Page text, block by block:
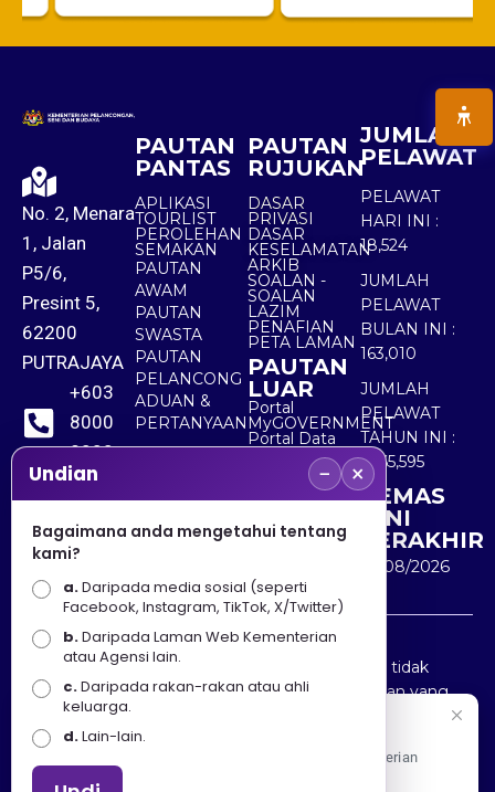
No. 2, Menara
1, Jalan
P5/6,
Presint 5,
62200
PUTRAJAYA
+603
8000
8000
+603
8891
7100
PAUTAN
PANTAS
APLIKASI
TOURLIST
PEROLEHAN
SEMAKAN
PAUTAN
AWAM
PAUTAN
SWASTA
PAUTAN
PELANCONG
ADUAN &
PERTANYAAN
PAUTAN
RUJUKAN
DASAR
PRIVASI
DASAR
KESELAMATAN
ARKIB
SOALAN -
SOALAN
LAZIM
PENAFIAN
PETA LAMAN
PAUTAN
LUAR
Portal
MyGOVERNMENT
Portal Data
Terbuka
Sektor Awam
JUMLAH
PELAWAT
PELAWAT
HARI INI :
18,524
JUMLAH
PELAWAT
BULAN INI :
163,010
JUMLAH
PELAWAT
TAHUN INI :
5,565,595
KEMAS
KINI
TERAKHIR
10/08/2026
Penafian : Kerajaan Malaysia dan Kementerian
Pelancongan Seni dan Budaya (MOTAC) adalah tidak
bertanggungjawab atas kehilangan atau kerugian yang
disebabkan oleh penggunaan mana-mana maklumat
yang diperolehi dari portal ini.
Undian − ×
Bagaimana anda mengetahui tentang
kami?
a.Daripada media sosial (seperti
Facebook, Instagram, TikTok, X/Twitter)
b.Daripada Laman Web Kementerian
atau Agensi lain.
c.Daripada rakan-rakan atau ahli
keluarga.
d.Lain-lain.
Apa Khabar! Selamat datang ke Portal Rasmi Kementerian
Pelancongan, Seni dan Budaya